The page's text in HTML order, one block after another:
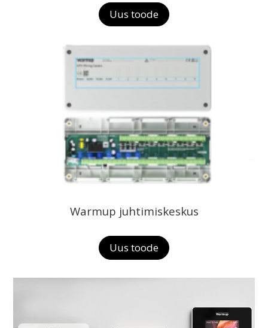
Uus toode
Warmup juhtimiskeskus
Uus toode